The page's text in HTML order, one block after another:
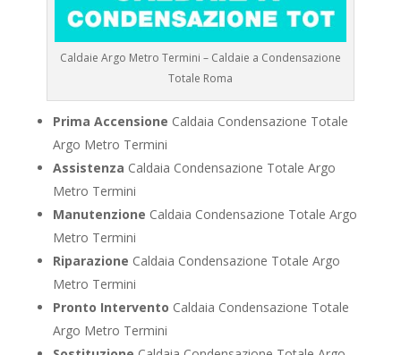
Caldaie Argo Metro Termini – Caldaie a Condensazione
Totale Roma
Prima Accensione Caldaia Condensazione Totale
Argo Metro Termini
Assistenza Caldaia Condensazione Totale Argo
Metro Termini
Manutenzione Caldaia Condensazione Totale Argo
Metro Termini
Riparazione Caldaia Condensazione Totale Argo
Metro Termini
Pronto Intervento Caldaia Condensazione Totale
Argo Metro Termini